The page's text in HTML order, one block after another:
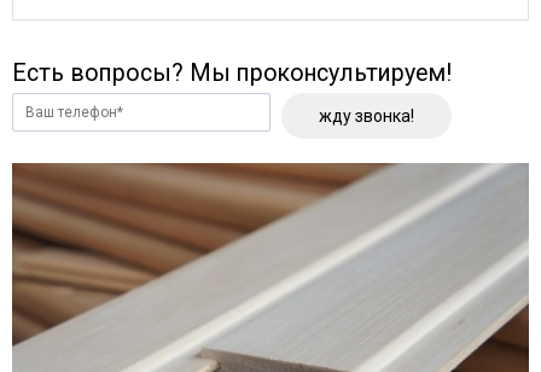
Есть вопросы? Мы проконсультируем!
жду звонка!